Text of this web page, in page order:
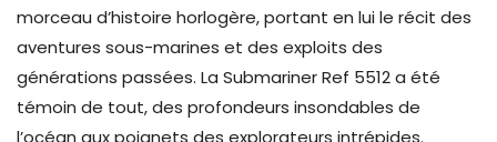
morceau d’histoire horlogère, portant en lui le récit des
aventures sous-marines et des exploits des
générations passées. La Submariner Ref 5512 a été
témoin de tout, des profondeurs insondables de
l’océan aux poignets des explorateurs intrépides.